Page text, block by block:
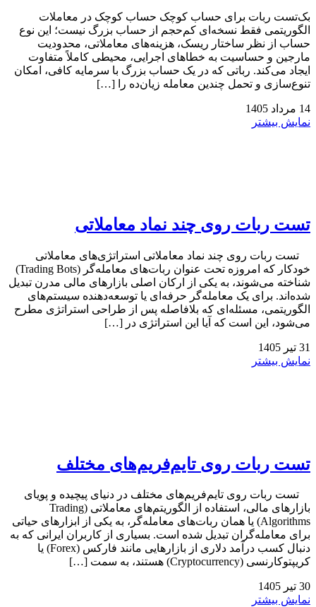
بک‌تست ربات برای حساب کوچک حساب کوچک در معاملات
الگوریتمی فقط نسخه‌ای کم‌حجم از حساب بزرگ نیست؛ این نوع
حساب از نظر ساختار ریسک، هزینه‌های معاملاتی، محدودیت
مارجین و حساسیت به خطاهای اجرایی، محیطی کاملاً متفاوت
ایجاد می‌کند. رباتی که در یک حساب بزرگ با سرمایه کافی، امکان
تنوع‌سازی و تحمل چندین معامله زیان‌ده را […]
14 مرداد 1405
نمایش بیشتر
تست ربات روی چند نماد معاملاتی
تست ربات روی چند نماد معاملاتی استراتژی‌های معاملاتی
خودکار که امروزه تحت عنوان ربات‌های معامله‌گر (Trading Bots)
شناخته می‌شوند، به یکی از ارکان اصلی بازارهای مالی مدرن تبدیل
شده‌اند. برای یک معامله‌گر حرفه‌ای یا توسعه‌دهنده سیستم‌های
الگوریتمی، مسئله‌ای که بلافاصله پس از طراحی استراتژی مطرح
می‌شود، این است که آیا این استراتژی در […]
31 تیر 1405
نمایش بیشتر
تست ربات روی تایم‌فریم‌های مختلف
تست ربات روی تایم‌فریم‌های مختلف در دنیای پیچیده و پویای
بازارهای مالی، استفاده از الگوریتم‌های معاملاتی (Trading
Algorithms) یا همان ربات‌های معامله‌گر، به یکی از ابزارهای حیاتی
برای معامله‌گران تبدیل شده است. بسیاری از کاربران ایرانی که به
دنبال کسب درآمد دلاری از بازارهایی مانند فارکس (Forex) یا
کریپتوکارنسی (Cryptocurrency) هستند، به سمت […]
30 تیر 1405
نمایش بیشتر